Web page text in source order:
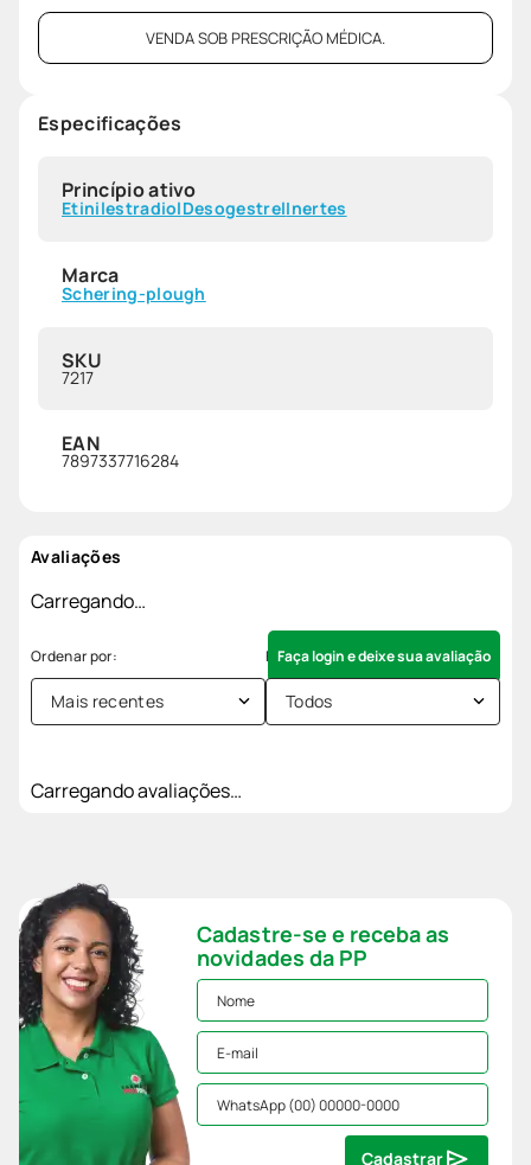
VENDA SOB PRESCRIÇÃO MÉDICA.
Especificações
Princípio ativo
EtinilestradiolDesogestrelInertes
Marca
Schering-plough
SKU
7217
EAN
7897337716284
Avaliações
Carregando…
Faça login e deixe sua avaliação
Mais recentes Todos
Carregando avaliações…
Cadastre-se e receba as
novidades da PP
Cadastrar